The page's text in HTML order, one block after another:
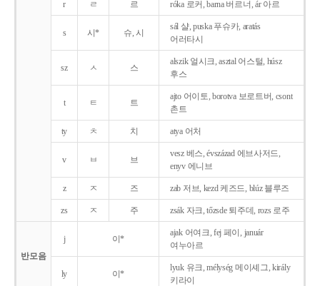
r ㄹ 르 róka 로커, barna 버르너, ár 아르
s 시* 슈, 시
sál 샬, puska 푸슈카, aratás
어러타시
sz ㅅ 스
alszik 얼시크, asztal 어스털, húsz
후스
t ㅌ 트
ajto 어이토, borotva 보로트버, csont
촌트
ty ㅊ 치 atya 어처
v ㅂ 브
vesz 베스, évszázad 에브사저드,
enyv 에니브
z ㅈ 즈 zab 저브, kezd 케즈드, blúz 블루즈
zs ㅈ 주 zsák 자크, tőzsde 퇴주데, rozs 로주
반모음
j 이*
ajak 어여크, fej 페이, január
여누아르
ly 이*
lyuk 유크, mélység 메이셰그, király
키라이